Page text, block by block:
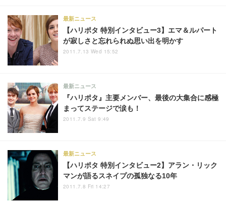
【ハリポタ 特別インタビュー3】エマ＆ルパート
が寂しさと忘れられぬ思い出を明かす
最新ニュース
2011.7.13 Wed 15:52
『ハリポタ』主要メンバー、最後の大集合に感極
まってステージで涙も！
最新ニュース
2011.7.9 Sat 9:49
【ハリポタ 特別インタビュー2】アラン・リック
マンが語るスネイプの孤独なる10年
最新ニュース
2011.7.8 Fri 14:27